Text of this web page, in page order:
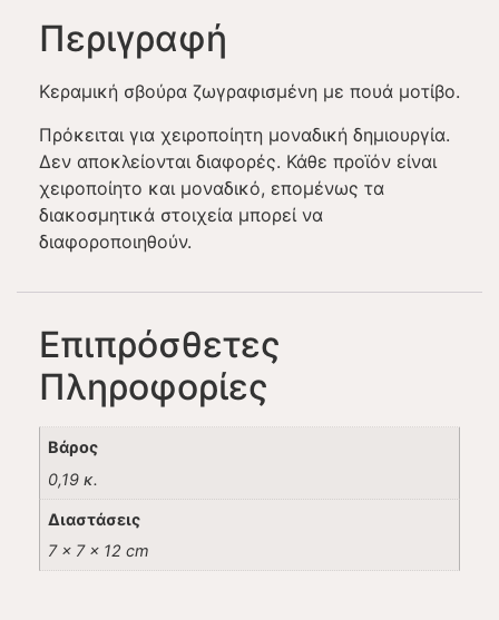
Περιγραφή
Κεραμική σβούρα ζωγραφισμένη με πουά μοτίβο.
Πρόκειται για χειροποίητη μοναδική δημιουργία.
Δεν αποκλείονται διαφορές. Κάθε προϊόν είναι
χειροποίητο και μοναδικό, επομένως τα
διακοσμητικά στοιχεία μπορεί να
διαφοροποιηθούν.
Επιπρόσθετες
Πληροφορίες
Βάρος
0,19 κ.
Διαστάσεις
7 × 7 × 12 cm